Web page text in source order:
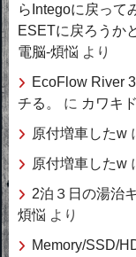
らIntegoに戻って
ESETに戻ろうか
電脳-煩悩 より
EcoFlow River
チる。
に カワキド
原付増車したw
原付増車したw
2泊３日の湯治
煩悩 より
Memory/SSD/